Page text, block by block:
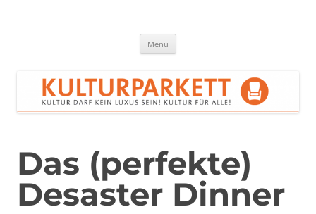
Menü
Das (perfekte)
Desaster Dinner